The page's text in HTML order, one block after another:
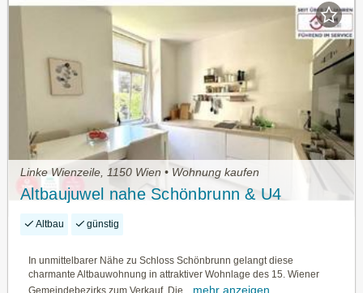
Linke Wienzeile, 1150 Wien • Wohnung kaufen
Altbaujuwel nahe Schönbrunn & U4
Altbau günstig
In unmittelbarer Nähe zu Schloss Schönbrunn gelangt diese
charmante Altbauwohnung in attraktiver Wohnlage des 15. Wiener
Gemeindebezirks zum Verkauf. Die...
mehr anzeigen